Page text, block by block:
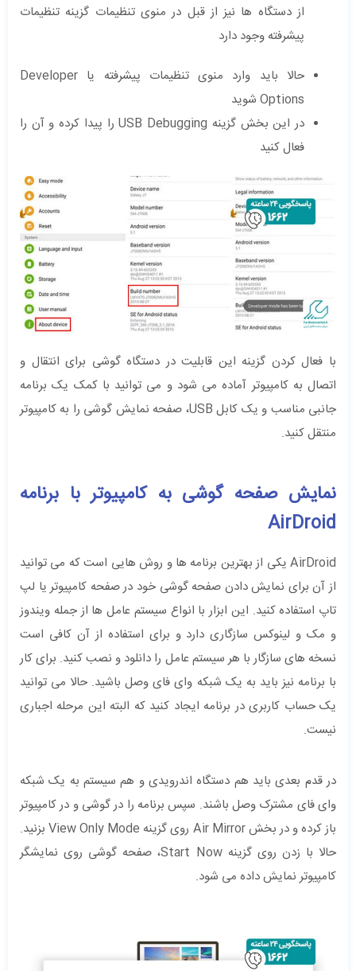
از دستگاه ها نیز از قبل در منوی تنظیمات گزینه تنظیمات
پیشرفته وجود دارد
حالا باید وارد منوی تنظیمات پیشرفته یا Developer
Options شوید
در این بخش گزینه USB Debugging را پیدا کرده و آن را
فعال کنید
با فعال کردن گزینه این قابلیت در دستگاه گوشی برای انتقال و
اتصال به کامپیوتر آماده می شود و می توانید با کمک یک برنامه
جانبی مناسب و یک کابل USB، صفحه نمایش گوشی را به کامپیوتر
منتقل کنید.
نمایش صفحه گوشی به کامپیوتر با برنامه
AirDroid
AirDroid یکی از بهترین برنامه ها و روش هایی است که می توانید
از آن برای نمایش دادن صفحه گوشی خود در صفحه کامپیوتر یا لپ
تاپ استفاده کنید. این ابزار با انواع سیستم عامل ها از جمله ویندوز
و مک و لینوکس سازگاری دارد و برای استفاده از آن کافی است
نسخه های سازگار با هر سیستم عامل را دانلود و نصب کنید. برای کار
با برنامه نیز باید به یک شبکه وای فای وصل باشید. حالا می توانید
یک حساب کاربری در برنامه ایجاد کنید که البته این مرحله اجباری
نیست.
در قدم بعدی باید هم دستگاه اندرویدی و هم سیستم به یک شبکه
وای فای مشترک وصل باشند. سپس برنامه را در گوشی و در کامپیوتر
باز کرده و در بخش Air Mirror روی گزینه View Only Mode بزنید.
حالا با زدن روی گزینه Start Now، صفحه گوشی روی نمایشگر
کامپیوتر نمایش داده می شود.